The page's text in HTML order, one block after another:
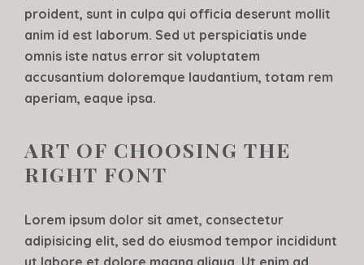
proident, sunt in culpa qui officia deserunt mollit
anim id est laborum. Sed ut perspiciatis unde
omnis iste natus error sit voluptatem
accusantium doloremque laudantium, totam rem
aperiam, eaque ipsa.
ART OF CHOOSING THE
RIGHT FONT
Lorem ipsum dolor sit amet, consectetur
adipisicing elit, sed do eiusmod tempor incididunt